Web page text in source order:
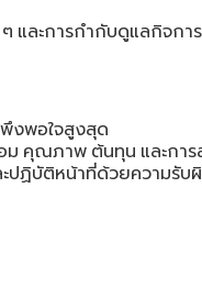
ๆ และการกำกับดูแลกิจกา
พึงพอใจสูงสุด
ม คุณภาพ ต้นทุน และกา
ปฏิบัติหน้าที่ด้วยความรับ